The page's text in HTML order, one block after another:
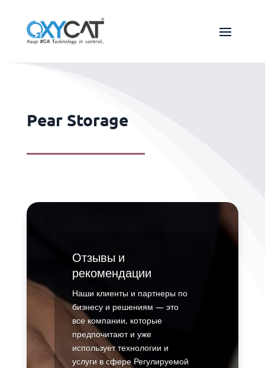
Pear Storage
Отзывы и
рекомендации
Наши клиенты и партнеры по
бизнесу и решениям — это
все компании, которые
предпочитают и уже
использует технологии и
услуги в сфере Регулируемой